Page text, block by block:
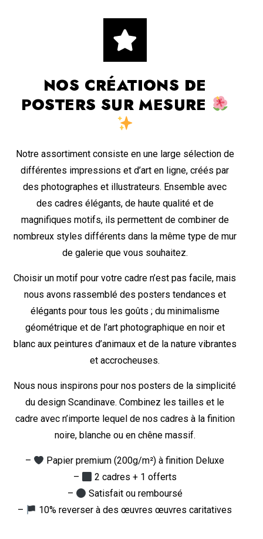
NOS CRÉATIONS DE
POSTERS SUR MESURE
Notre assortiment consiste en une large sélection de
différentes impressions et d’art en ligne, créés par
des photographes et illustrateurs. Ensemble avec
des cadres élégants, de haute qualité et de
magnifiques motifs, ils permettent de combiner de
nombreux styles différents dans la même type de mur
de galerie que vous souhaitez.
Choisir un motif pour votre cadre n’est pas facile, mais
nous avons rassemblé des posters tendances et
élégants pour tous les goûts ; du minimalisme
géométrique et de l’art photographique en noir et
blanc aux peintures d’animaux et de la nature vibrantes
et accrocheuses.
Nous nous inspirons pour nos posters de la simplicité
du design Scandinave. Combinez les tailles et le
cadre avec n’importe lequel de nos cadres à la finition
noire, blanche ou en chêne massif.
–
Papier premium (200g/m²) à finition Deluxe
–
2 cadres + 1 offerts
–
Satisfait ou remboursé
–
10% reverser à des œuvres œuvres caritatives